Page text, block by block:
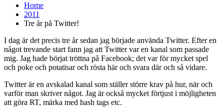
Home
2011
Tre år på Twitter!
I dag är det precis tre år sedan jag började använda Twitter. Efter en
något trevande start fann jag att Twitter var en kanal som passade
mig. Jag hade börjat tröttna på Facebook; det var för mycket spel
och poke och potatisar och rösta här och svara där och så vidare.
Twitter är en avskalad kanal som ställer större krav på hur, när och
varför man skriver något. Jag är också mycket förtjust i möjligheten
att göra RT, märka med hash tags etc.